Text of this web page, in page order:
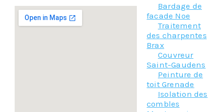
Bardage de
facade Noe
Traitement
des charpentes
Brax
Couvreur
Saint-Gaudens
Peinture de
toit Grenade
Isolation des
combles